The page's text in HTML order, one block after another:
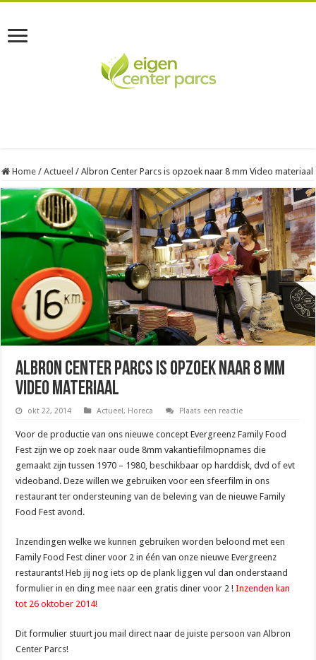
Home / Actueel / Albron Center Parcs is opzoek naar 8 mm Video materiaal
Albron Center Parcs is opzoek naar 8 mm
Video materiaal
okt 22, 2014 Actueel, Horeca Plaats een reactie
Voor de productie van ons nieuwe concept Evergreenz Family Food
Fest zijn we op zoek naar oude 8mm vakantiefilmopnames die
gemaakt zijn tussen 1970 – 1980, beschikbaar op harddisk, dvd of evt
videoband. Deze willen we gebruiken voor een sfeerfilm in ons
restaurant ter ondersteuning van de beleving van de nieuwe Family
Food Fest avond.
Inzendingen welke we kunnen gebruiken worden beloond met een
Family Food Fest diner voor 2 in één van onze nieuwe Evergreenz
restaurants! Heb jij nog iets op de plank liggen vul dan onderstaand
formulier in en ding mee naar een gratis diner voor 2 !Inzenden kan
tot 26 oktober 2014!
Dit formulier stuurt jou mail direct naar de juiste persoon van Albron
Center Parcs!